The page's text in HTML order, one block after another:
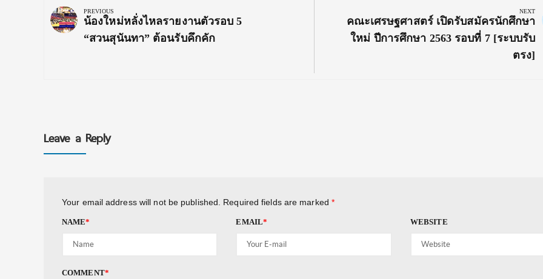
navigation
PREVIOUS
Previous
Post:
น้องใหม่หลั่งไหลรายงานตัวรอบ 5
“สวนสุนันทา” ต้อนรับคึกคัก
NEXT
Next
Post:
คณะเศรษฐศาสตร์ เปิดรับสมัครนักศึกษา
ใหม่ ปีการศึกษา 2563 รอบที่ 7 [ระบบรับ
ตรง]
Leave a Reply
Your email address will not be published. Required fields are marked *
NAME* EMAIL* WEBSITE
COMMENT*